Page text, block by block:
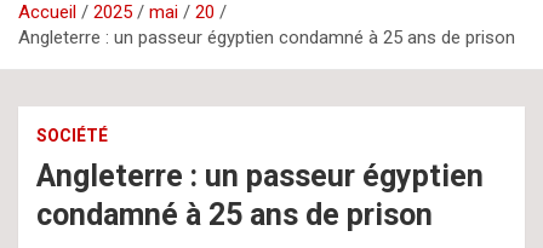
Accueil 2025 mai
20
Angleterre : un passeur égyptien condamné à 25 ans de prison
SOCIÉTÉ
Angleterre : un passeur égyptien
condamné à 25 ans de prison